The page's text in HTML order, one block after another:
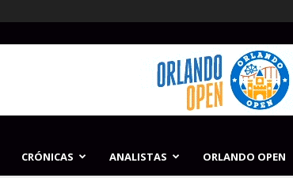
CRÓNICAS ANALISTAS ORLANDO OPEN